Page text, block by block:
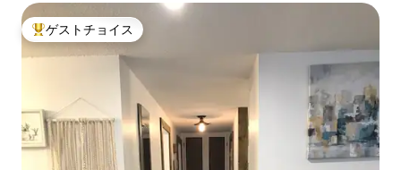
大好評のゲストチョイスです。
ゲストチョイス